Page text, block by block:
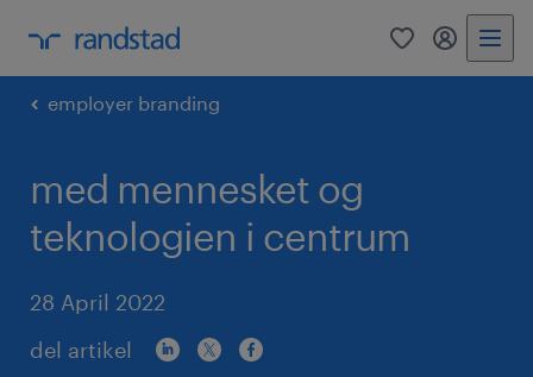
0
employer branding
med mennesket og
teknologien i centrum
28 April 2022
del artikel